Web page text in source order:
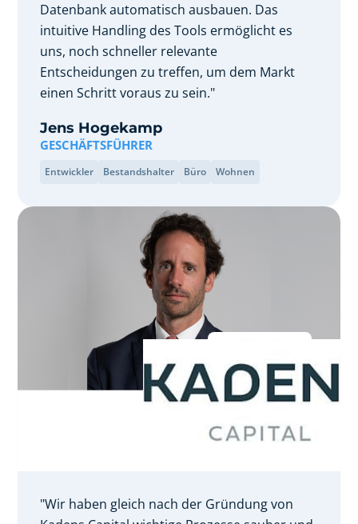
Datenbank automatisch ausbauen. Das
intuitive Handling des Tools ermöglicht es
uns, noch schneller relevante
Entscheidungen zu treffen, um dem Markt
einen Schritt voraus zu sein."
Jens Hogekamp
GESCHÄFTSFÜHRER
Entwickler Bestandshalter Büro Wohnen
"Wir haben gleich nach der Gründung von